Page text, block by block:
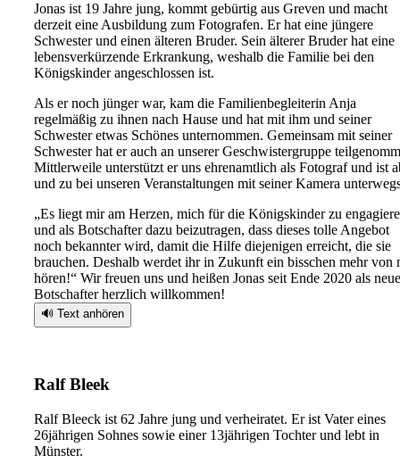
Jonas ist 19 Jahre jung, kommt gebürtig aus Greven und macht
derzeit eine Ausbildung zum Fotografen. Er hat eine jüngere
Schwester und einen älteren Bruder. Sein älterer Bruder hat eine
lebensverkürzende Erkrankung, weshalb die Familie bei den
Königskinder angeschlossen ist.
Als er noch jünger war, kam die Familienbegleiterin Anja
regelmäßig zu ihnen nach Hause und hat mit ihm und seiner
Schwester etwas Schönes unternommen. Gemeinsam mit seiner
Schwester hat er auch an unserer Geschwistergruppe
Mittlerweile unterstützt er uns ehrenamtlich als Fotograf und ist
und zu bei unseren Veranstaltungen mit seiner Kamera
„Es liegt mir am Herzen, mich für die Königskinder zu
und als Botschafter dazu beizutragen, dass dieses tolle Angebot
noch bekannter wird, damit die Hilfe diejenigen erreicht, die sie
brauchen. Deshalb werdet ihr in Zukunft ein bisschen mehr von
hören!“ Wir freuen uns und heißen Jonas seit Ende 2020 als
Botschafter herzlich willkommen!
🔊 Text anhören
Ralf Bleek
Ralf Bleeck ist 62 Jahre jung und verheiratet. Er ist Vater eines
26jährigen Sohnes sowie einer 13jährigen Tochter und lebt in
Münster.